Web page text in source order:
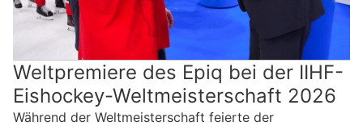
Weltpremiere des Epiq bei der IIHF-
Eishockey-Weltmeisterschaft 2026
Während der Weltmeisterschaft feierte der